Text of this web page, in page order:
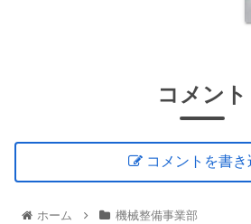
コメント
コメントを書き
ホーム 機械整備事業部